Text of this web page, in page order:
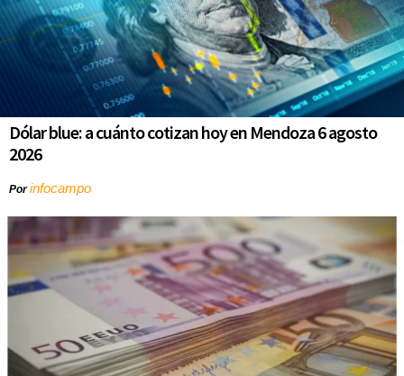
Dólar blue: a cuánto cotizan hoy en Mendoza 6 agosto
2026
Porinfocampo